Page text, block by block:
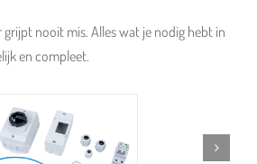
grijpt nooit mis. Alles wat je nodig hebt in
en compleet.